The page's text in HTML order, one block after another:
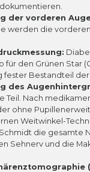
der vorderen
werden die
für den Grünen Star
fester Bestandteil der
des
Teil. Nach
ohne
Weitwinkel-
die gesamte
Sehnerv und die